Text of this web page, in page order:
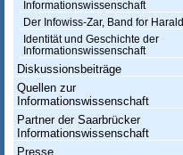
c
h
a
f
t
Informationswissenschaft
Der Infowiss-Zar, Band for Harald
Identität und Geschichte der
Informationswissenschaft
Diskussionsbeiträge
Quellen zur
Informationswissenschaft
Partner der Saarbrücker
Informationswissenschaft
Presse